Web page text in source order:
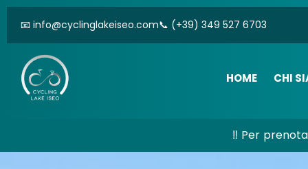
📧 info@cyclinglakeiseo.com📞 (+39) 349 527 6703
HOME CHI
‼️ Per